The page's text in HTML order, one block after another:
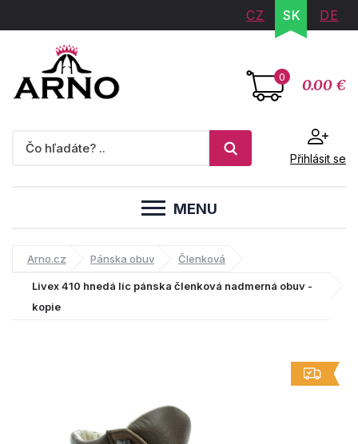
CZ SK DE
0 0.00 €
Přihlásit se
MENU
Arno.cz Pánska obuv Členková
Livex 410 hnedá líc pánska členková nadmerná obuv -
kopie